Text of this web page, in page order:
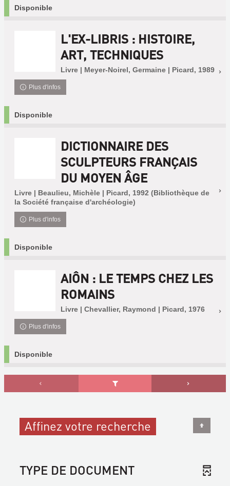
Disponible
L'EX-LIBRIS : HISTOIRE,
ART, TECHNIQUES
Livre | Meyer-Noirel, Germaine | Picard, 1989
Plus d'infos
Disponible
DICTIONNAIRE DES
SCULPTEURS FRANÇAIS
DU MOYEN ÂGE
Livre | Beaulieu, Michèle | Picard, 1992 (Bibliothèque de
la Société française d'archéologie)
Plus d'infos
Disponible
AIÔN : LE TEMPS CHEZ LES
ROMAINS
Livre | Chevallier, Raymond | Picard, 1976
Plus d'infos
Disponible
Affinez votre recherche
TYPE DE DOCUMENT